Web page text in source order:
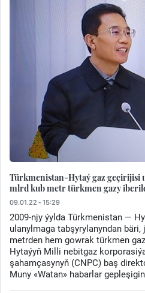
Türkmenistan-Hytaý gaz geçirijisi
mlrd kub metr türkmen gazy
09.01.22 - 15:29
2009-njy ýylda Türkmenistan —
ulanylmaga tabşyrylanyndan
metrden hem gowrak türkmen
Hytaýyň Milli nebitgaz
şahamçasynyň (CNPC) baş
Muny «Watan» habarlar